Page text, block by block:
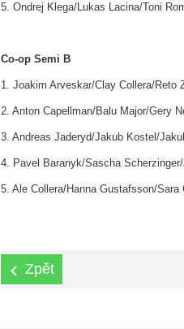
5. Ondrej Klega/Lukas Lacina/Toni
Co-op Semi B
1. Joakim Arveskar/Clay Collera/Reto
2. Anton Capellman/Balu Major/Gery
3. Andreas Jaderyd/Jakub Kostel/
4. Pavel Baranyk/Sascha
5. Ale Collera/Hanna Gustafsson/Sara
Zpět